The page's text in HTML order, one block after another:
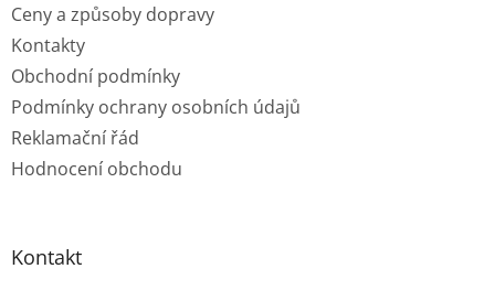
Ceny a způsoby dopravy
Kontakty
Obchodní podmínky
Podmínky ochrany osobních údajů
Reklamační řád
Hodnocení obchodu
Kontakt